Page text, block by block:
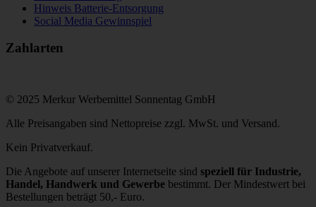
Hinweis Batterie-Entsorgung
Social Media Gewinnspiel
Zahlarten
© 2025 Merkur Werbemittel Sonnentag GmbH
Alle Preisangaben sind Nettopreise zzgl. MwSt. und Versand.
Kein Privatverkauf.
Die Angebote auf unserer Internetseite sind speziell für Industrie,
Handel, Handwerk und Gewerbe bestimmt. Der Mindestwert bei
Bestellungen beträgt 50,- Euro.